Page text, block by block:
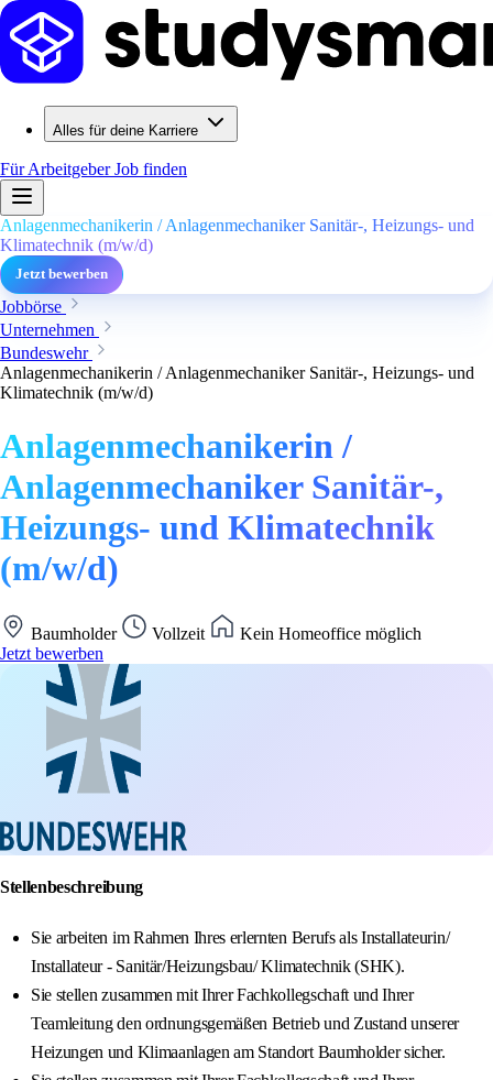
Alles für deine Karriere
Für ArbeitgeberJob finden
Anlagenmechanikerin / Anlagenmechaniker Sanitär-, Heizungs- und
Klimatechnik (m/w/d)
Jetzt bewerben
Jobbörse
Unternehmen
Bundeswehr
Anlagenmechanikerin / Anlagenmechaniker Sanitär-, Heizungs- und
Klimatechnik (m/w/d)
Anlagenmechanikerin /
Anlagenmechaniker Sanitär-,
Heizungs- und Klimatechnik
(m/w/d)
Baumholder Vollzeit
Kein Homeoffice möglich
Jetzt bewerben
Stellenbeschreibung
Sie arbeiten im Rahmen Ihres erlernten Berufs als Installateurin/
Installateur - Sanitär/Heizungsbau/ Klimatechnik (SHK).
Sie stellen zusammen mit Ihrer Fachkollegschaft und Ihrer
Teamleitung den ordnungsgemäßen Betrieb und Zustand unserer
Heizungen und Klimaanlagen am Standort Baumholder sicher.